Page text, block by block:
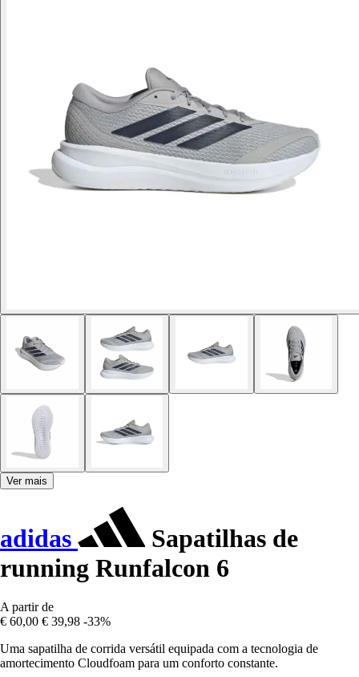
Ver mais
adidas
Sapatilhas de
running Runfalcon 6
A partir de
€ 60,00 € 39,98 -33%
Uma sapatilha de corrida versátil equipada com a tecnologia de
amortecimento Cloudfoam para um conforto constante.